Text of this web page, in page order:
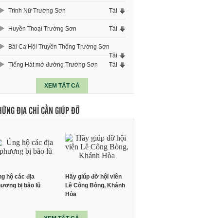
Trinh Nữ Trường Sơn Tải
Huyền Thoại Trường Sơn Tải
Bài Ca Hội Truyền Thống Trường Sơn
Tải
Tiếng Hát mở đường Trường Sơn
Tải
XEM TẤT CẢ
ĐỊA CHỈ CẦN GIÚP ĐỠ
hộ các địa
bị bão lũ
Hãy giúp đỡ hội viên
Lê Công Bòng, Khánh
Hòa